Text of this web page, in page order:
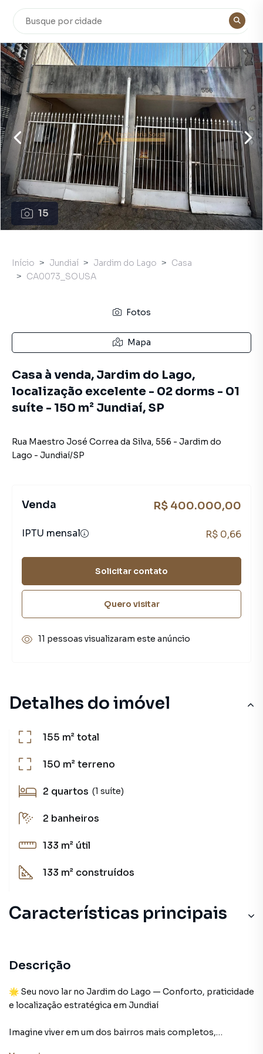
15
Detalhes do imóvel
155 m²total
150 m²terreno
2 quartos (1 suíte)
2 banheiros
133 m² útil
133 m² construídos
Características principais
Cerâmica
Aquecimento Elétrico
Descrição
🌟 Seu novo lar no Jardim do Lago — Conforto, praticidade
e localização estratégica em Jundiaí
Imagine viver em um dos bairros mais completos,
Início Jundiaí Jardim do Lago
Casa
CA0073_SOUSA
Fotos
Mapa
Casa à venda, Jardim do Lago,
localização excelente - 02 dorms - 01
suíte - 150 m² Jundiaí, SP
Rua Maestro José Correa da Silva, 556 - Jardim do
Lago - Jundiaí/SP
Venda R$ 400.000,00
IPTU mensal R$ 0,66
Solicitar contato
Quero visitar
11 pessoas visualizaram este anúncio